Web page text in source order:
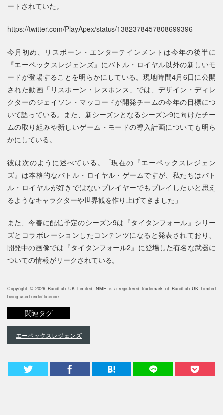
ートされていた。
https://twitter.com/PlayApex/status/1382378457808699396
今月初め、リスポーン・エンターテインメントは今年の後半に
『エーペックスレジェンズ』にバトル・ロイヤル以外の新しいモ
ードが登場することを明らかにしている。現地時間4月6日に公開
された動画「リスポーン・レスポンス」では、デザイン・ディレ
クターのジェイソン・マッコードが開発チームの今年の目標につ
いて語っている。また、新シーズンとなるシーズン9に向けたチー
ムの取り組みや新しいゲーム・モードの導入計画についても明ら
かにしている。
彼は次のように述べている。「現在の『エーペックスレジェン
ズ』は本格的なバトル・ロイヤル・ゲームですが、私たちはバト
ル・ロイヤルが好きではないプレイヤーでもプレイしたいと思え
るようなキャラクターや世界観を作り上げてきました」
また、今春に配信予定のシーズン9は『タイタンフォール』シリー
ズとコラボレーションしたコンテンツになると発表されており、
開発中の画像では『タイタンフォール2』に登場した有名な武器に
ついての情報がリークされている。
Copyright © 2026 BandLab UK Limited. NME is a registered trademark of BandLab UK Limited
being used under licence.
関連タグ
エーペックスレジェンズ